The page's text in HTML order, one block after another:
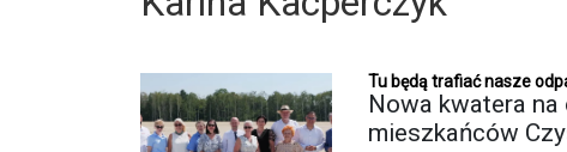
Tu będą trafiać nasze
Nowa kwatera
mieszkańców